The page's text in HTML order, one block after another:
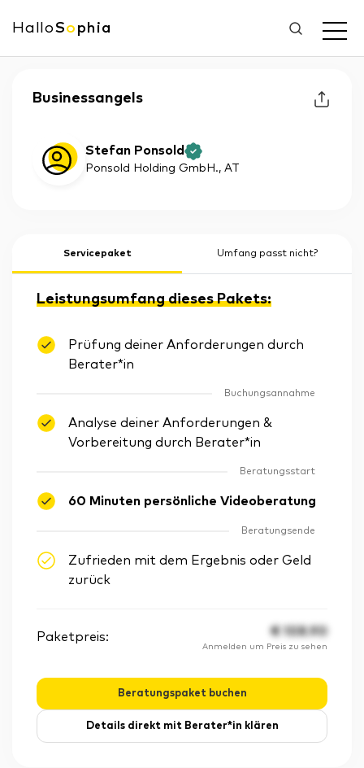
HalloSo phia
Businessangels
Stefan Ponsold
Ponsold Holding GmbH., AT
Servicepaket Umfang passt nicht?
Leistungsumfang dieses Pakets:
Prüfung deiner Anforderungen durch
Berater*in
Buchungsannahme
Analyse deiner Anforderungen &
Vorbereitung durch Berater*in
Beratungsstart
60 Minuten persönliche Videoberatung
Beratungsende
Zufrieden mit dem Ergebnis oder Geld
zurück
Paketpreis: € 108.90
Anmelden um Preis zu sehen
Beratungspaket buchen
Details direkt mit Berater*in klären